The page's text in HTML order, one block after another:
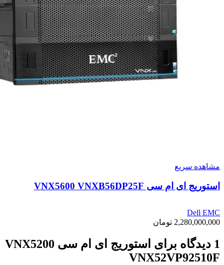
مشاهده سریع
استوریج ای ام سی VNX5600 VNXB56DP25F
Dell EMC
2,280,000,000 تومان
1 دیدگاه برای
استوریج ای ام سی VNX5200
VNX52VP92510F